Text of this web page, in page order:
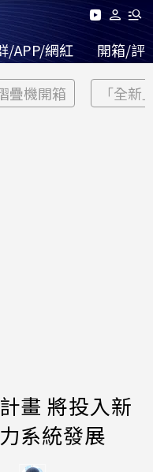
/APP/網紅 開箱/評
疊機開箱 「全新
畫 將投入新
系統發展